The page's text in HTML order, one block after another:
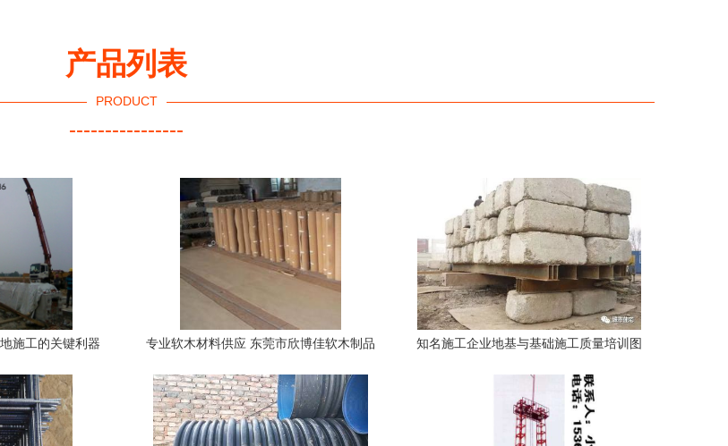
产品列表
PRODUCT
----------------
施工的关键利器
专业软木材料供应 东莞市欣博佳软木制品
知名施工企业地基与基础施工质量培训图